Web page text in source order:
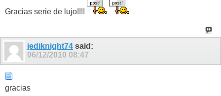
Gracias serie de lujo!!!!
jediknight74 said:
06/12/2010 08:47
gracias